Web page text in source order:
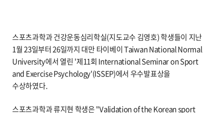
스포츠과학과 건강운동심리학실(지도교수 김영호) 학생들이 지난
1월 23일부터 26일까지 대만 타이베이 Taiwan National Normal
University에서 열린 '제11회 International Seminar on Sport
and Exercise Psychology'(ISSEP)에서 우수발표상을
수상하였다.
스포츠과학과 류지현 학생은 "Validation of the Korean sport